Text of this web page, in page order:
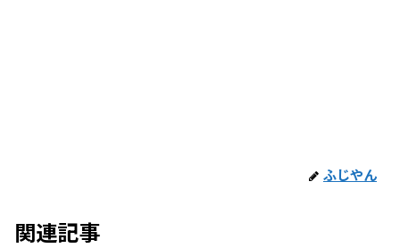
ふじやん
関連記事